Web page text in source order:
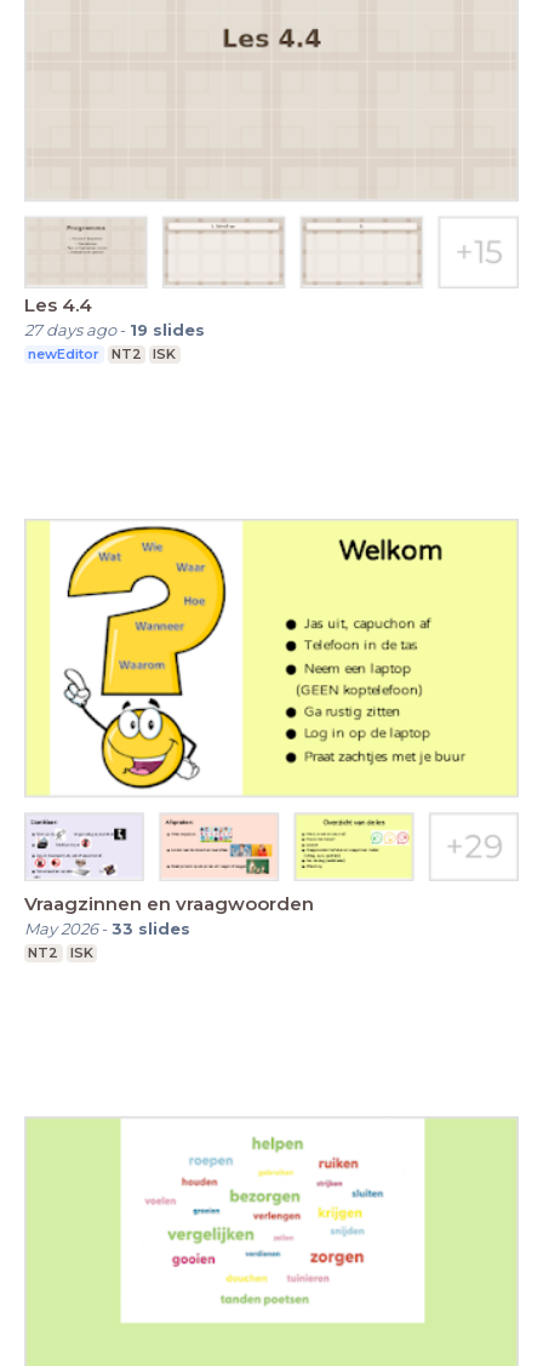
Les 4.4
27 days ago- 19 slides
newEditor NT2 ISK
Vraagzinnen en vraagwoorden
May 2026-33 slides
NT2 ISK